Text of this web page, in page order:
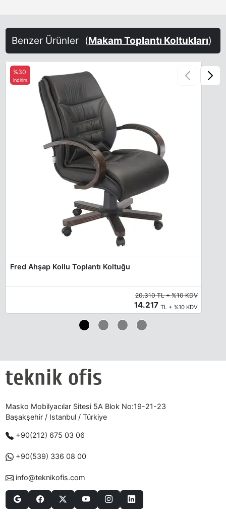
Benzer Ürünler (Makam Toplantı Koltukları)
Fred Ahşap Kollu Toplantı Koltuğu
%30
indirim
20.310 TL + %10 KDV
14.217 TL + %10 KDV
Masko Mobilyacılar Sitesi 5A Blok No:19-21-23
Başakşehir / Istanbul / Türkiye
+90(212) 675 03 06
+90(539) 336 08 00
info@teknikofis.com